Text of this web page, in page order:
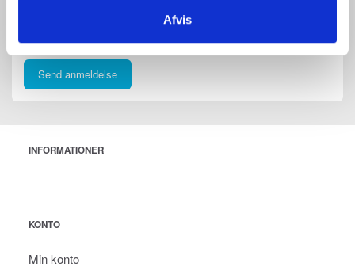
Afvis
Send anmeldelse
INFORMATIONER
KONTO
Min konto